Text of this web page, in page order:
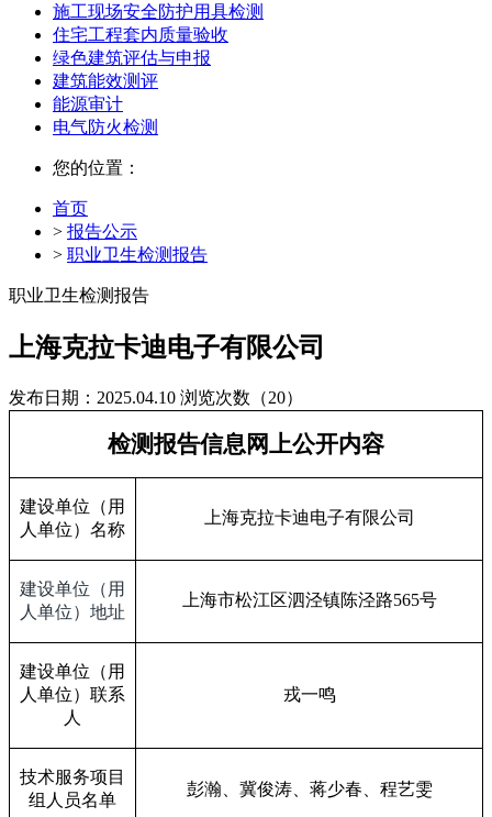
施工现场安全防护用具检测
住宅工程套内质量验收
绿色建筑评估与申报
建筑能效测评
能源审计
电气防火检测
您的位置：
首页
> 报告公示
> 职业卫生检测报告
职业卫生检测报告
上海克拉卡迪电子有限公司
发布日期：2025.04.10 浏览次数（20）
检测报告信息网上公开内容
建设单位（用
人单位）名称
上海克拉卡迪电子有限公司
建设单位（用
人单位）地址
上海市松江区泗泾镇陈泾路565号
建设单位（用
人单位）联系
人
戎一鸣
技术服务项目
组人员名单
彭瀚、冀俊涛、蒋少春、程艺雯